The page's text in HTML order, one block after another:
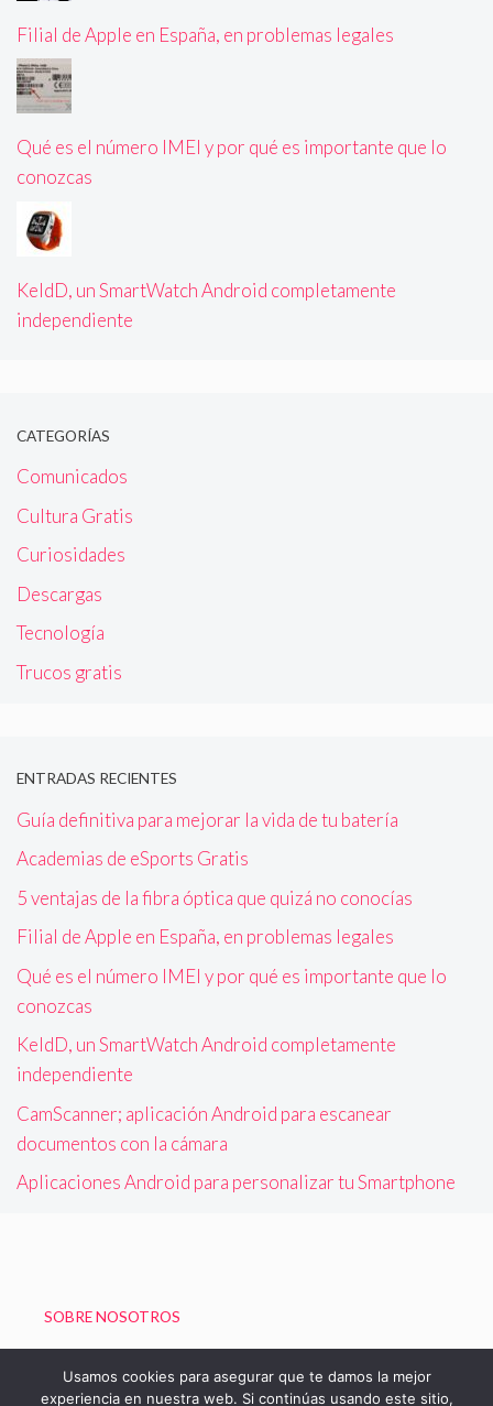
Filial de Apple en España, en problemas legales
Qué es el número IMEI y por qué es importante que lo
conozcas
KeldD, un SmartWatch Android completamente
independiente
CATEGORÍAS
Comunicados
Cultura Gratis
Curiosidades
Descargas
Tecnología
Trucos gratis
ENTRADAS RECIENTES
Guía definitiva para mejorar la vida de tu batería
Academias de eSports Gratis
5 ventajas de la fibra óptica que quizá no conocías
Filial de Apple en España, en problemas legales
Qué es el número IMEI y por qué es importante que lo
conozcas
KeldD, un SmartWatch Android completamente
independiente
CamScanner; aplicación Android para escanear
documentos con la cámara
Aplicaciones Android para personalizar tu Smartphone
SOBRE NOSOTROS
Usamos cookies para asegurar que te damos la mejor
experiencia en nuestra web. Si continúas usando este sitio,